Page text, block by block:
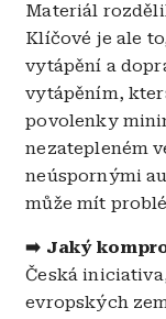
Materiál
Klíčové je ale
vytápění a
vytápěním,
povolenky
nezatepleném
neúspornými
může mít
➡️ Jaký
Česká
evropských